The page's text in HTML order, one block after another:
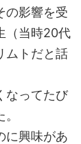
の影響を受
（当時20代
ムトだと話
なってたび
に興味があ